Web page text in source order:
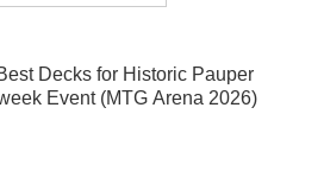
Decks for Historic Pauper
Event (MTG Arena 2026)